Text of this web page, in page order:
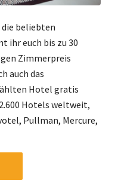
die beliebten
ihr euch bis zu 30
Zimmerpreis
auch das
Hotel gratis
Hotels weltweit,
Pullman, Mercure,